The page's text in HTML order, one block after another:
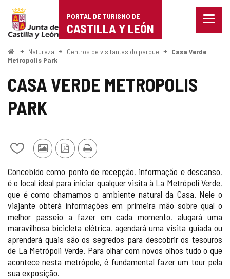
Portal
de
Turismo
de
Castilla
PORTAL DE TURISMO DE
CASTILLA Y LEÓN
Menu
ComeçoNatureza Centros de visitantes do parque
Casa Verde
Metropolis Park
CASA VERDE METROPOLIS
PARK
Adicionar
remover
de
meus
cadernos
Fotos
outros
turistas
VersãoImprimir
Concebido como ponto de recepção, informação e descanso,
é o local ideal para iniciar qualquer visita à La Metrópoli Verde,
que é como chamamos o ambiente natural da Casa. Nele o
viajante obterá informações em primeira mão sobre qual o
melhor passeio a fazer em cada momento, alugará uma
maravilhosa bicicleta elétrica, agendará uma visita guiada ou
aprenderá quais são os segredos para descobrir os tesouros
de La Metrópoli Verde. Para olhar com novos olhos tudo o que
acontece nesta metrópole, é fundamental fazer um tour pela
sua exposição.